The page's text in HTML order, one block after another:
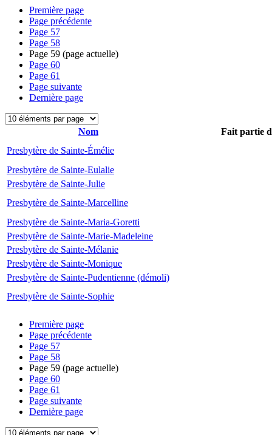
Première page
Page précédente
Page 57
Page 58
Page 59 (page actuelle)
Page 60
Page 61
Page suivante
Dernière page
Nom
Fait partie
Presbytère de Sainte-Émélie
Presbytère de Sainte-Eulalie
Presbytère de Sainte-Julie
Presbytère de Sainte-Marcelline
Presbytère de Sainte-Maria-Goretti
Presbytère de Sainte-Marie-Madeleine
Presbytère de Sainte-Mélanie
Presbytère de Sainte-Monique
Presbytère de Sainte-Pudentienne (démoli)
Presbytère de Sainte-Sophie
Première page
Page précédente
Page 57
Page 58
Page 59 (page actuelle)
Page 60
Page 61
Page suivante
Dernière page